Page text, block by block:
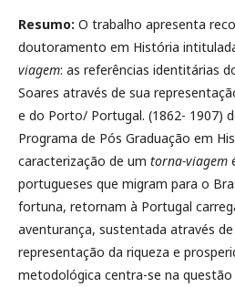
Resumo: O trabalho apresenta
doutoramento em História
viagem: as referências identitárias
Soares através de sua
e do Porto/ Portugal. (1862- 1907)
Programa de Pós Graduação em
caracterização de um torna-viagem
portugueses que migram para o
fortuna, retornam à Portugal
aventurança, sustentada através
representação da riqueza e
metodológica centra-se na